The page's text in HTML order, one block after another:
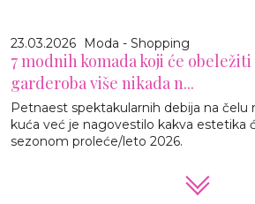
23.03.2026 Moda - Shopping
7 modnih komada koji će
garderoba više nikada n...
Petnaest spektakularnih debija na čelu
kuća već je nagovestilo kakva estetika
sezonom proleće/leto 2026.